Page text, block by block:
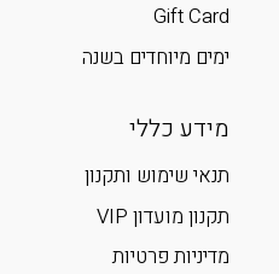
Gift Card
ימים מיוחדים בשנה
מידע כללי
תנאי שימוש ותקנון
תקנון מועדון VIP
מדיניות פרטיות